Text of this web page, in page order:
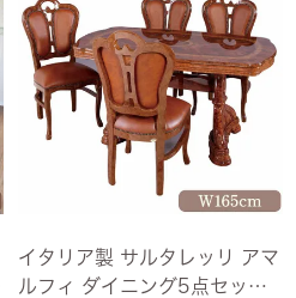
イタリア製 サルタレッリ アマ
ルフィ ダイニング5点セット